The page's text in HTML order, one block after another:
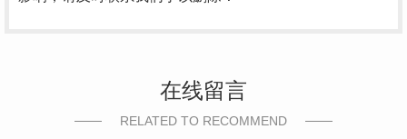
在线留言
RELATED TO RECOMMEND